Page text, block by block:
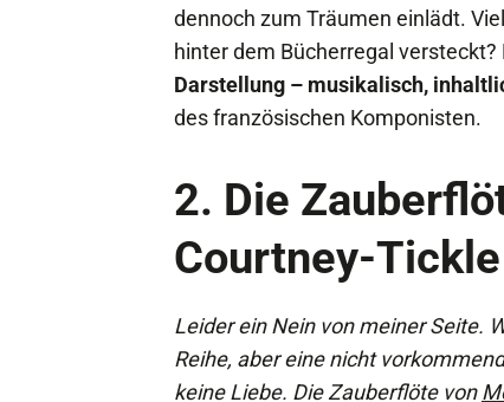
dennoch zum Träumen einlädt.
hinter dem Bücherregal versteckt?
Darstellung – musikalisch,
des französischen Komponisten.
2. Die
Courtney-Tickle
Leider ein Nein von meiner Seite.
Reihe, aber eine nicht
keine Liebe. Die Zauberflöte von